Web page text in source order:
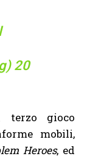
20
gioco
mobili,
Heroes, ed